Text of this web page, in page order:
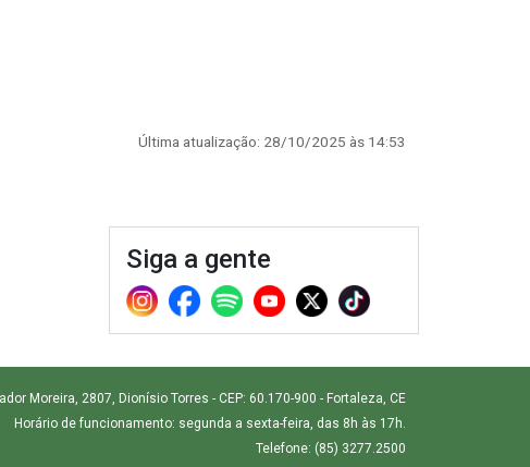
Última atualização: 28/10/2025 às 14:53
Siga a gente
Moreira, 2807, Dionísio Torres - CEP: 60.170-900 - Fortaleza, CE
Horário de funcionamento: segunda a sexta-feira, das 8h às 17h.
Telefone: (85) 3277.2500